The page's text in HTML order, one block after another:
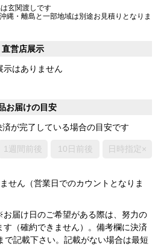
玄関渡しです
縄・離島と一部地域は別途お見積りとなりま
直営店展示
示はありません
お届けの目安
が完了している場合の目安です
1週間前後 10日前後 日時指定×
せん（営業日でのカウントとなりま
届け日のご希望がある際は、努力の
（確約できません）。備考欄に決済
で記載下さい。記載がない場合は最短